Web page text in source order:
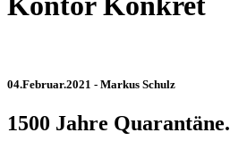
04.Februar.2021 - Markus Schulz
1500 Jahre Quarantäne.